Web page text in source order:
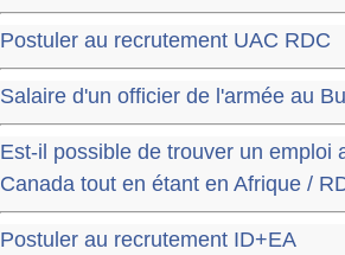
Postuler au recrutement UAC RDC
Salaire d'un officier de l'armée au
Est-il possible de trouver un emploi
Canada tout en étant en Afrique /
Postuler au recrutement ID+EA